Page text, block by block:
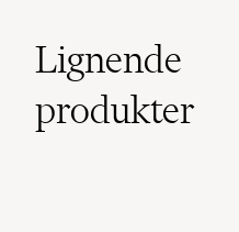
Lignende
produkter